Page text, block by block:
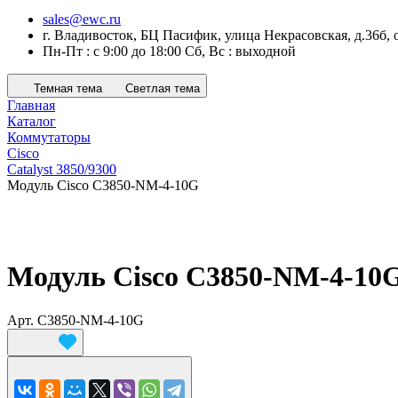
sales@ewc.ru
г. Владивосток, БЦ Пасифик, улица Некрасовская, д.36б,
Пн-Пт : с 9:00 до 18:00 Сб, Вс : выходной
Темная тема Светлая тема
Главная
Каталог
Коммутаторы
Cisco
Catalyst 3850/9300
Модуль Cisco C3850-NM-4-10G
Модуль Cisco C3850-NM-4-
Арт. C3850-NM-4-10G